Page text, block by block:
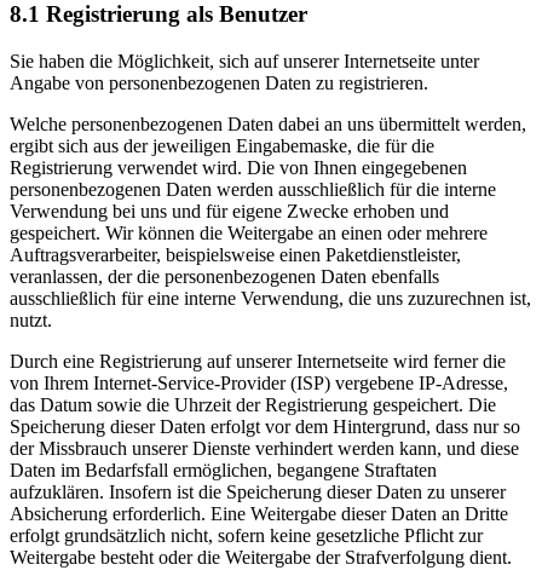
8.1 Registrierung als Benutzer
Sie haben die Möglichkeit, sich auf unserer Internetseite unter
Angabe von personenbezogenen Daten zu registrieren.
Welche personenbezogenen Daten dabei an uns übermittelt werden,
ergibt sich aus der jeweiligen Eingabemaske, die für die
Registrierung verwendet wird. Die von Ihnen eingegebenen
personenbezogenen Daten werden ausschließlich für die interne
Verwendung bei uns und für eigene Zwecke erhoben und
gespeichert. Wir können die Weitergabe an einen oder mehrere
Auftragsverarbeiter, beispielsweise einen Paketdienstleister,
veranlassen, der die personenbezogenen Daten ebenfalls
ausschließlich für eine interne Verwendung, die uns zuzurechnen ist,
nutzt.
Durch eine Registrierung auf unserer Internetseite wird ferner die
von Ihrem Internet-Service-Provider (ISP) vergebene IP-Adresse,
das Datum sowie die Uhrzeit der Registrierung gespeichert. Die
Speicherung dieser Daten erfolgt vor dem Hintergrund, dass nur so
der Missbrauch unserer Dienste verhindert werden kann, und diese
Daten im Bedarfsfall ermöglichen, begangene Straftaten
aufzuklären. Insofern ist die Speicherung dieser Daten zu unserer
Absicherung erforderlich. Eine Weitergabe dieser Daten an Dritte
erfolgt grundsätzlich nicht, sofern keine gesetzliche Pflicht zur
Weitergabe besteht oder die Weitergabe der Strafverfolgung dient.